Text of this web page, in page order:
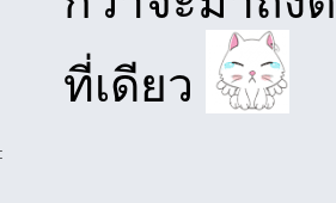
ที่เดียว